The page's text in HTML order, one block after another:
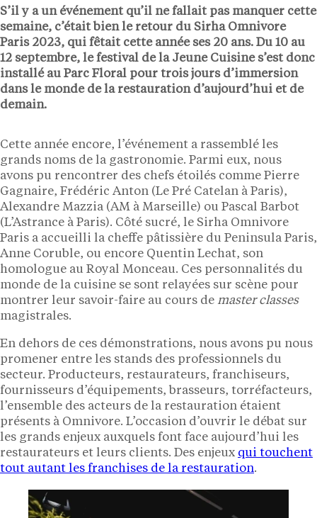
S’il y a un événement qu’il ne fallait pas manquer cette
semaine, c’était bien le retour du Sirha Omnivore
Paris 2023, qui fêtait cette année ses 20 ans. Du 10 au
12 septembre, le festival de la Jeune Cuisine s’est donc
installé au Parc Floral pour trois jours d’immersion
dans le monde de la restauration d’aujourd’hui et de
demain.
Cette année encore, l’événement a rassemblé les
grands noms de la gastronomie. Parmi eux, nous
avons pu rencontrer des chefs étoilés comme Pierre
Gagnaire, Frédéric Anton (Le Pré Catelan à Paris),
Alexandre Mazzia (AM à Marseille) ou Pascal Barbot
(L’Astrance à Paris). Côté sucré, le Sirha Omnivore
Paris a accueilli la cheffe pâtissière du Peninsula Paris,
Anne Coruble, ou encore Quentin Lechat, son
homologue au Royal Monceau. Ces personnalités du
monde de la cuisine se sont relayées sur scène pour
montrer leur savoir-faire au cours de master classes
magistrales.
En dehors de ces démonstrations, nous avons pu nous
promener entre les stands des professionnels du
secteur. Producteurs, restaurateurs, franchiseurs,
fournisseurs d’équipements, brasseurs, torréfacteurs,
l’ensemble des acteurs de la restauration étaient
présents à Omnivore. L’occasion d’ouvrir le débat sur
les grands enjeux auxquels font face aujourd’hui les
restaurateurs et leurs clients. Des enjeux qui touchent
tout autant les franchises de la restauration.